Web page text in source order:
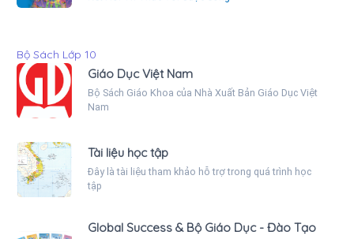
Bộ Sách Lớp 10
Giáo Dục Việt Nam
Bộ Sách Giáo Khoa của Nhà Xuất Bản Giáo Dục Việt
Nam
Tài liệu học tập
Đây là tài liệu tham khảo hỗ trợ trong quá trình học
tập
Global Success & Bộ Giáo Dục - Đào Tạo